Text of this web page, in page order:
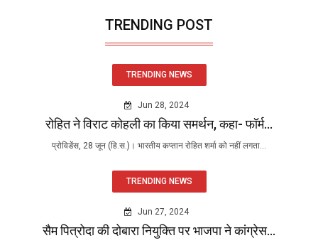
TRENDING POST
TRENDING NEWS
Jun 28, 2024
रोहित ने विराट कोहली का किया समर्थन, कहा- फॉर्म...
प्रोविडेंस, 28 जून (हि.स.)। भारतीय कप्तान रोहित शर्मा को नहीं लगता...
TRENDING NEWS
Jun 27, 2024
सैम पित्रोदा की दोबारा नियुक्ति पर भाजपा ने कांग्रेस...